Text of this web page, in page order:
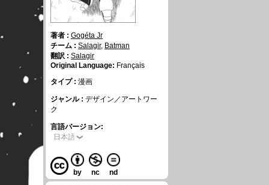
著者 : Gogéta Jr
チーム : Salagir, Batman
翻訳 : Salagir
Original Language: Français
タイプ : 漫画
ジャンル : デザイン／アートワー
ク
言語バージョン:
日本語
by nc nd